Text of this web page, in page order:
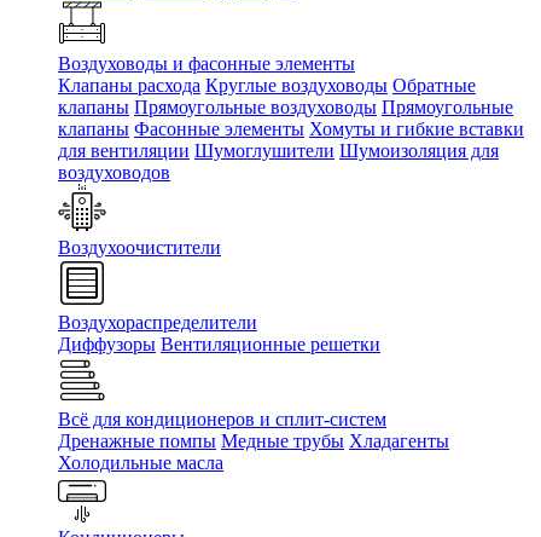
Воздуховоды и фасонные элементы
Клапаны расхода Круглые воздуховоды Обратные
клапаны Прямоугольные воздуховоды Прямоугольные
клапаны Фасонные элементы Хомуты и гибкие вставки
для вентиляции Шумоглушители Шумоизоляция для
воздуховодов
Воздухоочистители
Воздухораспределители
Диффузоры Вентиляционные решетки
Всё для кондиционеров и сплит-систем
Дренажные помпы Медные трубы Хладагенты
Холодильные масла